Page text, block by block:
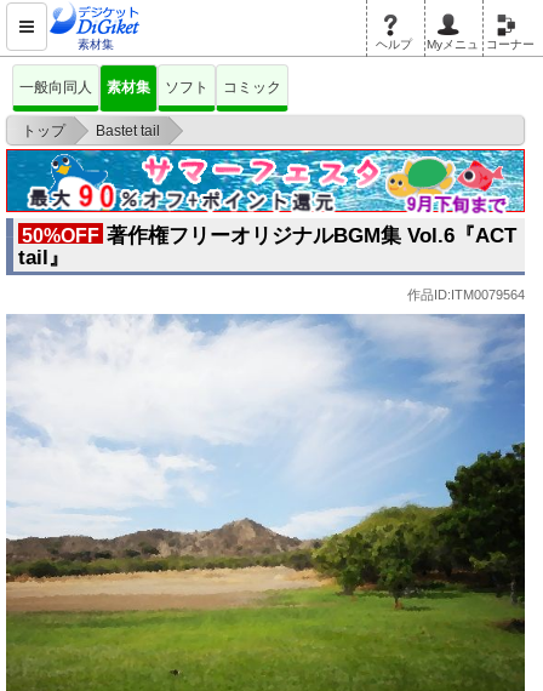
素材集 ヘルプ Myメニュ コーナー
一般向同人 素材集 ソフト コミック
トップ > Bastet tail
>
著作権フリーオリジナルBGM集 Vol.6『ACT tail』
50%OFF 著作権フリーオリジナルBGM集 Vol.6『ACT
tail』
作品ID:ITM0079564